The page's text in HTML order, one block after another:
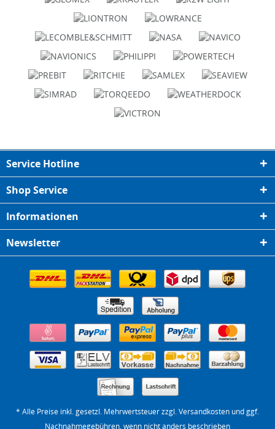
Service Hotline
Shop Service
Informationen
Newsletter
* Alle Preise inkl. gesetzl. Mehrwertsteuer zzgl.Versandkosten und ggf.
Nachnahmegebühren, wenn nicht anders beschrieben